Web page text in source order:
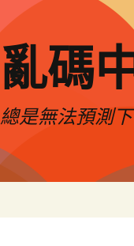
亂碼
總是無法預測